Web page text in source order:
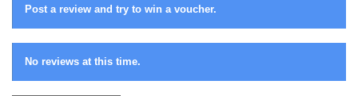
Post a review and try to win a voucher.
No reviews at this time.